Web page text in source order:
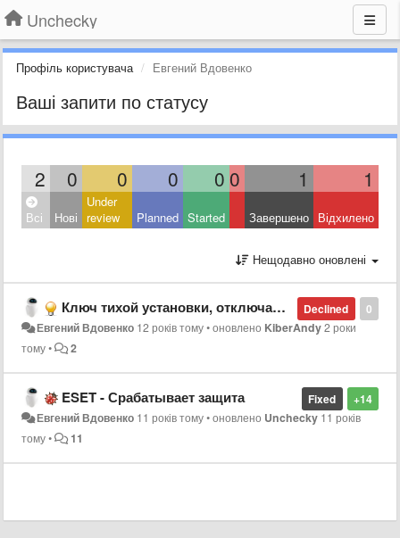
Unchecky
Профіль користувача Евгений Вдовенко
Ваші запити по статусу
2 0 0 0 0 0 1 1
Всі Нові
Under
review
Planned Started Завершено Відхилено
Нещодавно оновлені
0
Declined
Ключ тихой установки, отключающий показ программы в трее
Евгений Вдовенко 12 років тому•оновлено KiberAndy2 роки
тому• 2
+14
Fixed
ESET - Срабатывает защита
Евгений Вдовенко 11 років тому•оновлено Unchecky 11 років
тому• 11